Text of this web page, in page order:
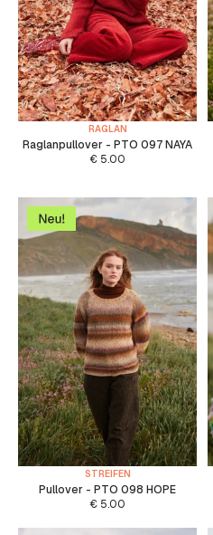
RAGLAN
Raglanpullover - PTO 097 NAYA
€ 5.00
STREIFEN
Pullover - PTO 098 HOPE
€ 5.00